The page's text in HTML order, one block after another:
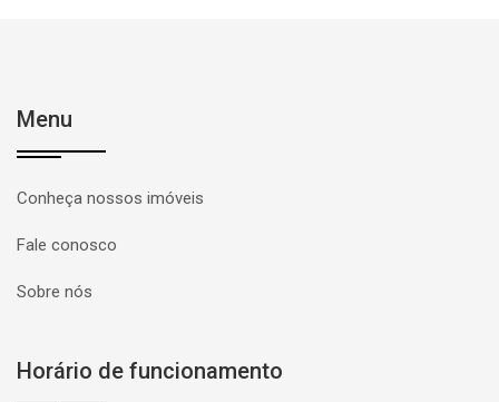
Menu
Conheça nossos imóveis
Fale conosco
Sobre nós
Horário de funcionamento